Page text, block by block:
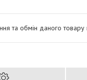
та обмін даного товару